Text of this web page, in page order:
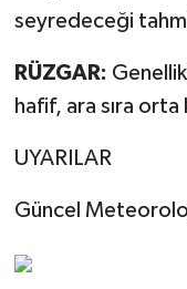
seyredeceği
RÜZGAR:
hafif, ara sıra
UYARILAR
Güncel